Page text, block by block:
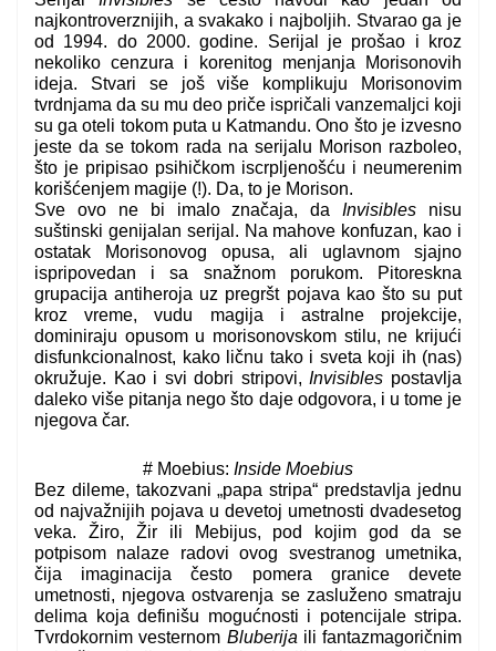
najkontroverznijih, a svakako i najboljih. Stvarao ga je
od 1994. do 2000. godine. Serijal je prošao i kroz
nekoliko cenzura i korenitog menjanja Morisonovih
ideja. Stvari se još više komplikuju Morisonovim
tvrdnjama da su mu deo priče ispričali vanzemaljci koji
su ga oteli tokom puta u Katmandu. Ono što je izvesno
jeste da se tokom rada na serijalu Morison razboleo,
što je pripisao psihičkom iscrpljenošću i neumerenim
korišćenjem magije (!). Da, to je Morison.
Sve ovo ne bi imalo značaja, daInvisibles nisu
suštinski genijalan serijal. Na mahove konfuzan, kao i
ostatak Morisonovog opusa, ali uglavnom sjajno
ispripovedan i sa snažnom porukom. Pitoreskna
grupacija antiheroja uz pregršt pojava kao što su put
kroz vreme, vudu magija i astralne projekcije,
dominiraju opusom u morisonovskom stilu, ne krijući
disfunkcionalnost, kako ličnu tako i sveta koji ih (nas)
okružuje. Kao i svi dobri stripovi,Invisibles postavlja
daleko više pitanja nego što daje odgovora, i u tome je
njegova čar.
# Moebius: Inside Moebius
Bez dileme, takozvani „papa stripa“ predstavlja jednu
od najvažnijih pojava u devetoj umetnosti dvadesetog
veka. Žiro, Žir ili Mebijus, pod kojim god da se
potpisom nalaze radovi ovog svestranog umetnika,
čija imaginacija često pomera granice devete
umetnosti, njegova ostvarenja se zasluženo smatraju
delima koja definišu mogućnosti i potencijale stripa.
Tvrdokornim vesternom Bluberija ili fantazmagoričnim